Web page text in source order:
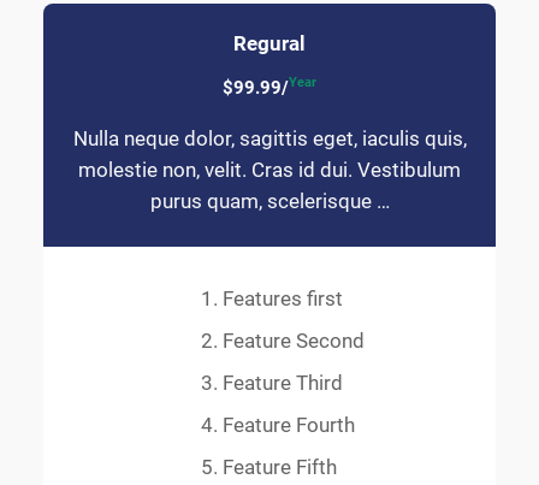
Regural
$99.99/Year
Nulla neque dolor, sagittis eget, iaculis quis,
molestie non, velit. Cras id dui. Vestibulum
purus quam, scelerisque …
Features first
Feature Second
Feature Third
Feature Fourth
Feature Fifth